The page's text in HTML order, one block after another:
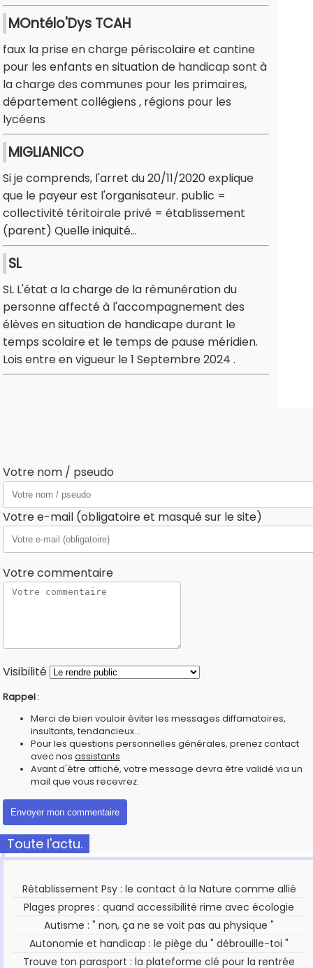
MOntélo'Dys TCAH
faux la prise en charge périscolaire et cantine
pour les enfants en situation de handicap sont à
la charge des communes pour les primaires,
département collégiens , régions pour les
lycéens
MIGLIANICO
Si je comprends, l'arret du 20/11/2020 explique
que le payeur est l'organisateur. public =
collectivité téritoirale privé = établissement
(parent) Quelle iniquité...
SL
SL L'état a la charge de la rémunération du
personne affecté à l'accompagnement des
élèves en situation de handicape durant le
temps scolaire et le temps de pause méridien.
Lois entre en vigueur le 1 Septembre 2024 .
Votre nom / pseudo
Votre e-mail (obligatoire et masqué sur le site)
Votre commentaire
Visibilité
Rappel :
Merci de bien vouloir éviter les messages diffamatoires,
insultants, tendancieux...
Pour les questions personnelles générales, prenez contact
avec nos assistants
Avant d'être affiché, votre message devra être validé via un
mail que vous recevrez.
Toute l'actu.
Rétablissement Psy : le contact à la Nature comme allié
Plages propres : quand accessibilité rime avec écologie
Autisme : " non, ça ne se voit pas au physique "
Autonomie et handicap : le piège du " débrouille-toi "
Trouve ton parasport : la plateforme clé pour la rentrée